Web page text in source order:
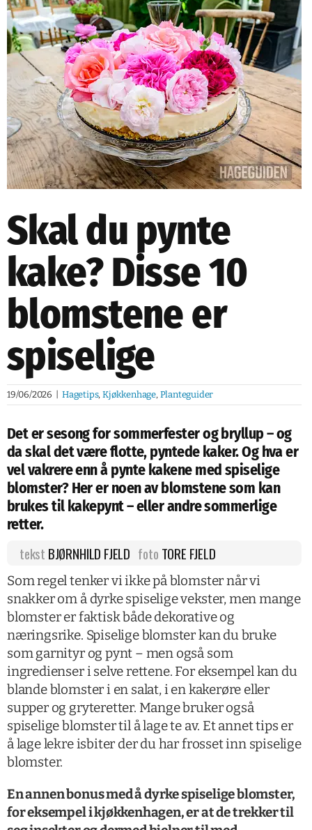
NETTBUTIKK
NYHETSBREV
KURS
HAGETIPS
REISETIPS
OM OSS
Skal du pynte
kake? Disse 10
blomstene er
spiselige
19/06/2026 Hagetips,Kjøkkenhage, Planteguider
Det er sesong for sommerfester og bryllup – og
da skal det være flotte, pyntede kaker. Og hva er
vel vakrere enn å pynte kakene med spiselige
blomster? Her er noen av blomstene som kan
brukes til kakepynt – eller andre sommerlige
retter.
tekst BJØRNHILD FJELD foto TORE FJELD
Som regel tenker vi ikke på blomster når vi
snakker om å dyrke spiselige vekster, men mange
blomster er faktisk både dekorative og
næringsrike. Spiselige blomster kan du bruke
som garnityr og pynt – men også som
ingredienser i selve rettene. For eksempel kan du
blande blomster i en salat, i en kakerøre eller
supper og gryteretter. Mange bruker også
spiselige blomster til å lage te av. Et annet tips er
å lage lekre isbiter der du har frosset inn spiselige
blomster.
En annen bonus med å dyrke spiselige blomster,
for eksempel i kjøkkenhagen, er at de trekker til